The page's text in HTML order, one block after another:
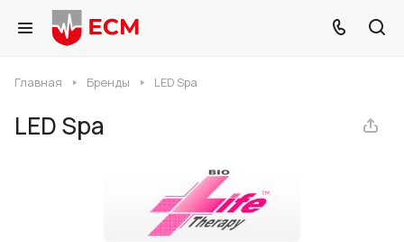
Главная Бренды LED Spa
LED Spa